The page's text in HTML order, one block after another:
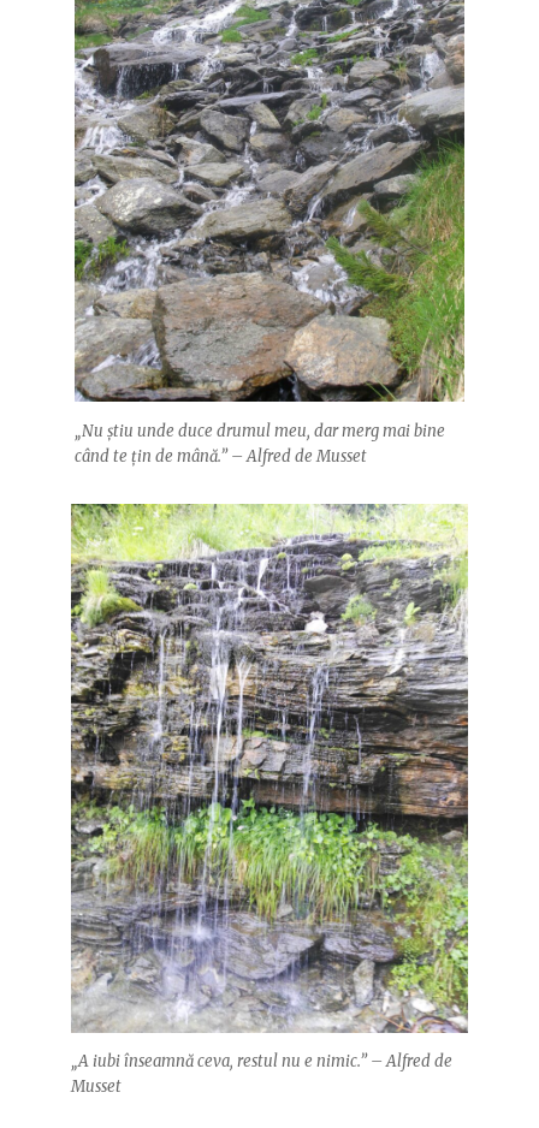
„Nu știu unde duce drumul meu, dar merg mai bine
când te țin de mână.” – Alfred de Musset
„A iubi înseamnă ceva, restul nu e nimic.” – Alfred de
Musset